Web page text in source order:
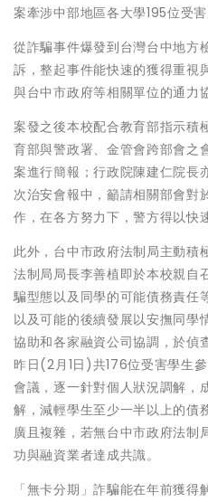
案牽涉中部地區各大學195位受害
從詐騙事件爆發到台灣台中地方
訴，整起事件能快速的獲得重視
與台中市政府等相關單位的通力
案發之後本校配合教育部指示積
育部與警政署、金管會跨部會之
案進行簡報；行政院陳建仁院長
次治安會報中，籲請相關部會對
作，在各方努力下，警方得以快
此外，台中市政府法制局主動積
法制局局長李善植即於本校親自
騙型態以及同學的可能債務責任
以及可能的後續發展以安撫同學
協助和各家融資公司協調，於偵
昨日(2月1日)共176位受害學生
會議，逐一針對個人狀況調解，
解，減輕學生至少一半以上的債
廣且複雜，若無台中市政府法制
功與融資業者達成共識。
「無卡分期」詐騙能在年前獲